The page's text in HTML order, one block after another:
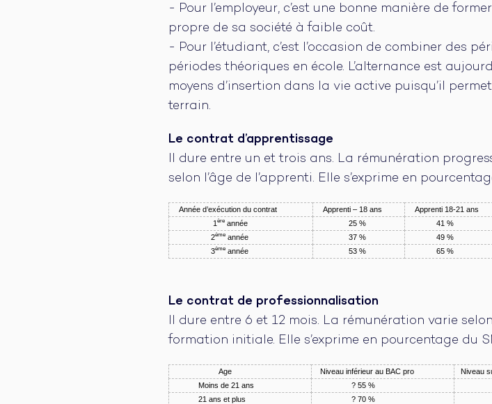
- Pour l’employeur, c’est une bonne manière de
propre de sa société à faible coût.
- Pour l’étudiant, c’est l’occasion de combiner des
périodes théoriques en école. L’alternance est
moyens d’insertion dans la vie active puisqu’il
terrain.
Le contrat d’apprentissage
Il dure entre un et trois ans. La rémunération
selon l’âge de l’apprenti. Elle s’exprime en
Année d’exécution du contrat Apprenti – 18 ans Apprenti 18-21 ans
1 ère année 25 % 41 %
2ème année 37 % 49 %
3ème année 53 % 65 %
Le contrat de professionnalisation
Il dure entre 6 et 12 mois. La rémunération varie
formation initiale. Elle s’exprime en pourcentage du
Age Niveau inférieur au BAC pro
Niveau
Moins de 21 ans
? 55 %
?
21 ans et plus
? 70 %
?